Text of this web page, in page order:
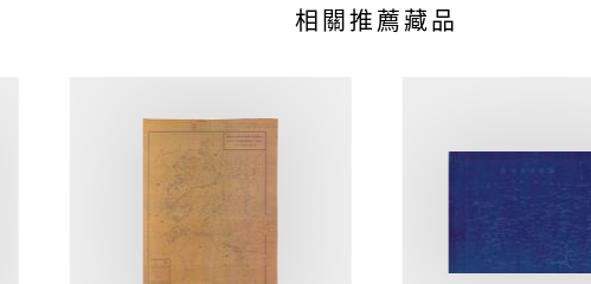
相關推薦藏品